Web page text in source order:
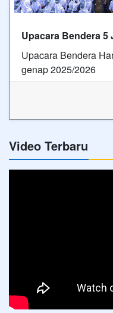
Upacara Bendera 5
Upacara Bendera
genap 2025/2026
Video Terbaru